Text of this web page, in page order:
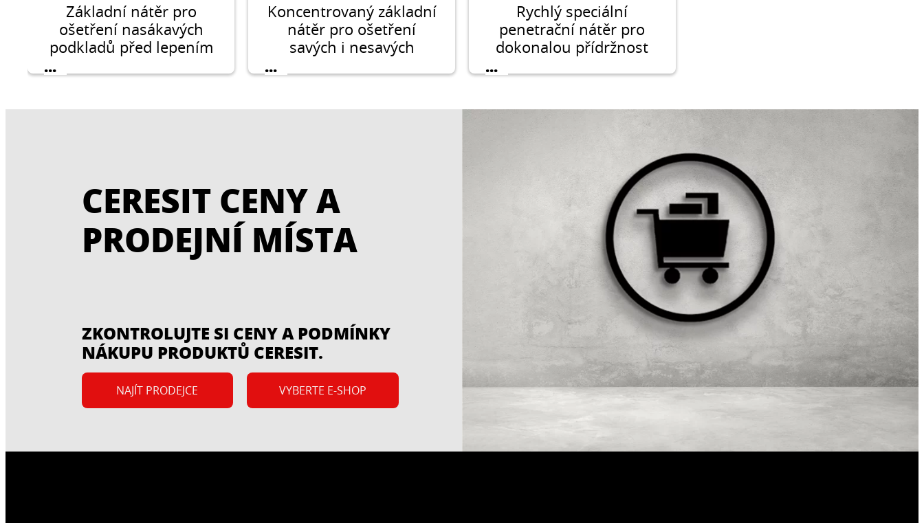
Základní nátěr pro
ošetření nasákavých
podkladů před lepením
obkladových materiálů,
nanesením povrchových
...
Koncentrovaný základní
nátěr pro ošetření
savých i nesavých
podkladů před lepením
obkladových materiálů,
...
Rychlý speciální
penetrační nátěr pro
dokonalou přídržnost
přírodního kamene a
kritických podkladech.
...
CERESIT CENY A
PRODEJNÍ MÍSTA
ZKONTROLUJTE SI CENY A PODMÍNKY
NÁKUPU PRODUKTŮ CERESIT.
NAJÍT PRODEJCE VYBERTE E-SHOP